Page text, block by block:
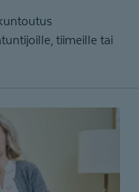
tiimeille tai